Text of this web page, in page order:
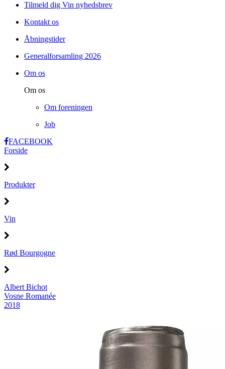
Tilmeld dig Vin nyhedsbrev
Kontakt os
Åbningstider
Generalforsamling 2026
Om os
Om os
Om foreningen
Job
FACEBOOK
Forside
Produkter
Vin
Rød Bourgogne
Albert Bichot
Vosne Romanée
2018